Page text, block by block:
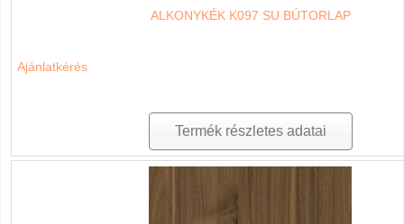
ALKONYKÉK K097 SU BÚTORLAP
Ajánlatkérés
Termék részletes adatai